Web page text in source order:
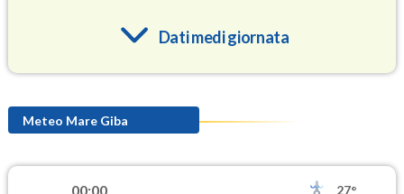
Dati medi giornata
(Ozono) 74.8
(Diossido di azoto)
Meteo Mare Giba
00:00
27°